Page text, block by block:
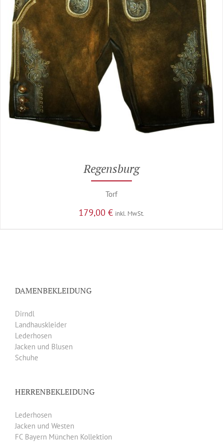
Regensburg
Torf
179,00 € inkl. MwSt.
DAMENBEKLEIDUNG
Dirndl
Landhauskleider
Lederhosen
Jacken und Blusen
Schuhe
HERRENBEKLEIDUNG
Lederhosen
Jacken und Westen
FC Bayern München Kollektion